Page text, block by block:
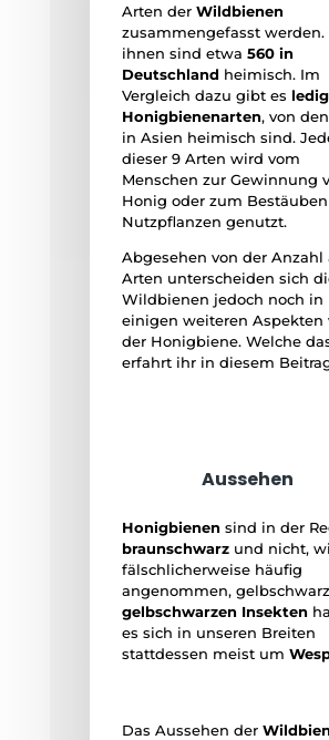
Arten derWildbienen
zusammengefasst werden.
ihnen sind etwa560 in
Deutschland heimisch. Im
Vergleich dazu gibt es
Honigbienenarten, von
in Asien heimisch sind.
dieser 9 Arten wird vom
Menschen zur Gewinnung
Honig oder zum
Nutzpflanzen genutzt.
Abgesehen von der Anzahl
Arten unterscheiden sich
Wildbienen jedoch noch in
einigen weiteren Aspekten
der Honigbiene. Welche
erfahrt ihr in diesem
Aussehen
Honigbienen sind in der
braunschwarz und nicht,
fälschlicherweise häufig
angenommen,
gelbschwarzen Insekten
es sich in unseren Breiten
stattdessen meist um
Das Aussehen der